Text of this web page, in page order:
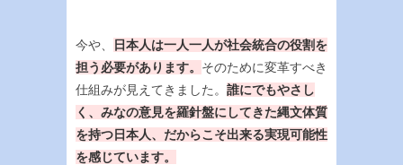
今や、
日本人は一人一人が社会統合の役割を
担う必要があります。 そのために変革すべき
仕組みが見えてきました。 誰にでもやさし
く、みなの意見を羅針盤にしてきた縄文体質
を持つ日本人、だからこそ出来る実現可能性
を感じています。